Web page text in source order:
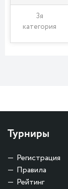
3я
категория
Турниры
Регистрация
Правила
Рейтинг